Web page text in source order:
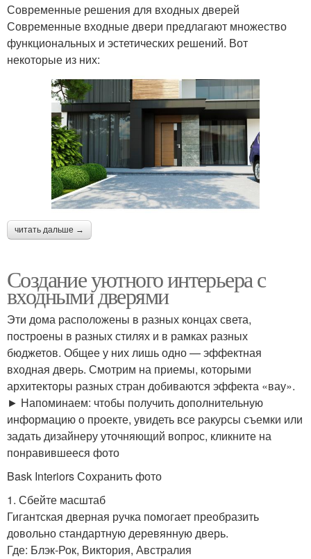
Современные решения для входных дверей
Современные входные двери предлагают множество
функциональных и эстетических решений. Вот
некоторые из них:
читать дальше →
Создание уютного интерьера с
входными дверями
Эти дома расположены в разных концах света,
построены в разных стилях и в рамках разных
бюджетов. Общее у них лишь одно — эффектная
входная дверь. Смотрим на приемы, которыми
архитекторы разных стран добиваются эффекта «вау».
► Напоминаем: чтобы получить дополнительную
информацию о проекте, увидеть все ракурсы съемки или
задать дизайнеру уточняющий вопрос, кликните на
понравившееся фото
Bask Interiors Сохранить фото
1. Сбейте масштаб
Гигантская дверная ручка помогает преобразить
довольно стандартную деревянную дверь.
Где: Блэк-Рок, Виктория, Австралия